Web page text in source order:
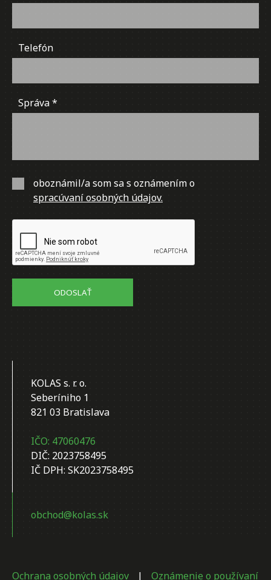
Telefón
Správa
oboznámil/a som sa s oznámením o
spracúvaní osobných údajov.
ODOSLAŤ
KOLAS s. r. o.
Seberíniho 1
821 03 Bratislava
IČO: 47060476
DIČ: 2023758495
IČ DPH: SK2023758495
obchod@kolas.sk
Ochrana osobných údajov | Oznámenie o používaní